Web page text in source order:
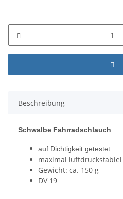
Beschreibung
Schwalbe Fahrradschlauch
auf Dichtigkeit getestet
maximal luftdruckstabiel
Gewicht: ca. 150 g
DV 19